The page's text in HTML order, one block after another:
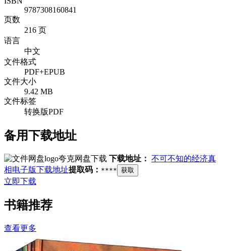
9787308160841
页数
216 页
语言
中文
文件格式
PDF+EPUB
文件大小
9.42 MB
文件标签
转换版PDF
备用下载地址
夸克网盘下载 下载地址： 不可不知的经济真
相电子版下载地址提取码： **** 获取
立即下载
书籍推荐
查看更多